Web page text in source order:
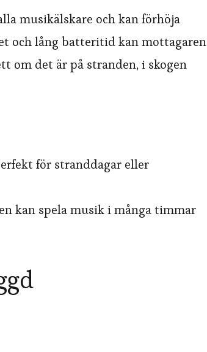
musikälskare och kan förhöja
och lång batteritid kan mottagaren
om det är på stranden, i skogen
för stranddagar eller
kan spela musik i många timmar